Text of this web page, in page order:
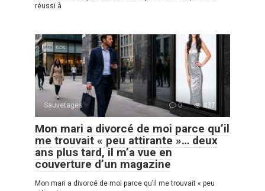
réussi à
Sauvetages 0 437
Mon mari a divorcé de moi parce qu’il
me trouvait « peu attirante »… deux
ans plus tard, il m’a vue en
couverture d’un magazine
Mon mari a divorcé de moi parce qu’il me trouvait « peu